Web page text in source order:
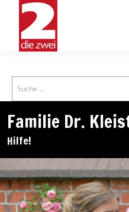
Search
Familie Dr.
Hilfe!